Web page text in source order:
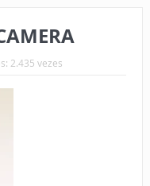
2.435 vezes